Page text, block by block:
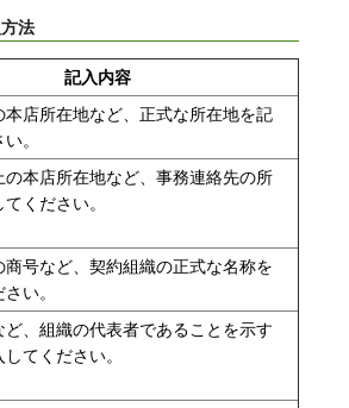
法
記入内容
本店所在地など、正式な所在地を記
。
の本店所在地など、事務連絡先の所
ください。
商号など、契約組織の正式な名称を
い。
ど、組織の代表者であることを示す
てください。